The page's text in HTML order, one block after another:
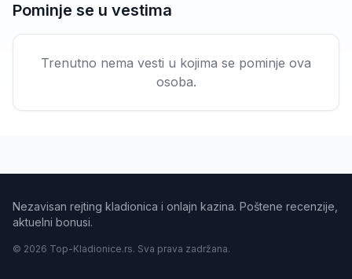
Pominje se u vestima
Trenutno nema vesti u kojima se pominje ova
osoba.
Nezavisan rejting kladionica i onlajn kazina. Poštene recenzije,
aktuelni bonusi.
© 2026 Top-Kladionice.rs. Sva prava zadržana.